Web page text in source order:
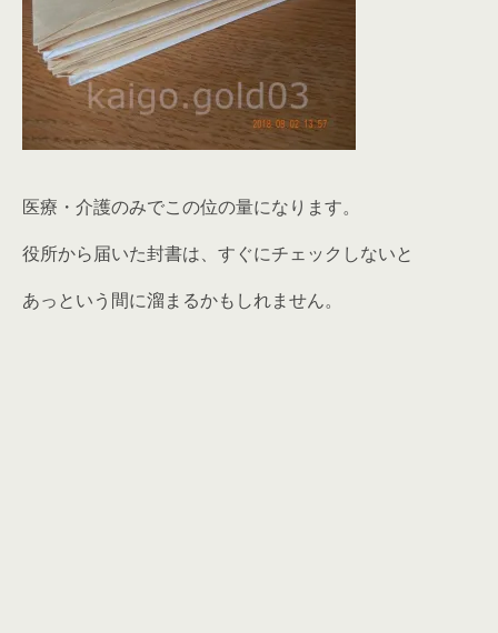
医療・介護のみでこの位の量になります。
役所から届いた封書は、すぐにチェックしないと
あっという間に溜まるかもしれません。